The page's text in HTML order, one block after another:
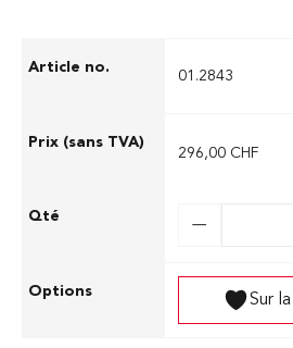
01.2843
296,00 CHF
Sur